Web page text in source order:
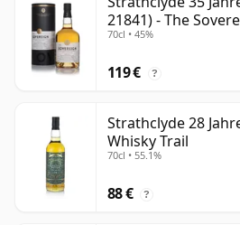
21841) - The
70cl • 45%
119 € ?
Strathclyde 28
Whisky Trail
70cl • 55.1%
88 € ?